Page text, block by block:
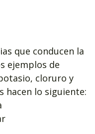
que conducen la
ejemplos de
cloruro y
hacen lo siguiente: